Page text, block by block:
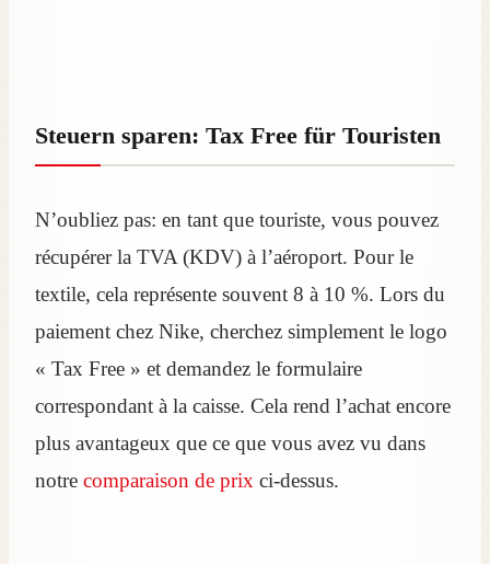
Steuern sparen: Tax Free für Touristen
N’oubliez pas: en tant que touriste, vous pouvez
récupérer la TVA (KDV) à l’aéroport. Pour le
textile, cela représente souvent 8 à 10 %. Lors du
paiement chez Nike, cherchez simplement le logo
« Tax Free » et demandez le formulaire
correspondant à la caisse. Cela rend l’achat encore
plus avantageux que ce que vous avez vu dans
notre comparaison de prix ci-dessus.